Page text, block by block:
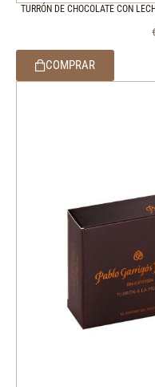
TURRÓN DE CHOCOLATE CON
COMPRAR